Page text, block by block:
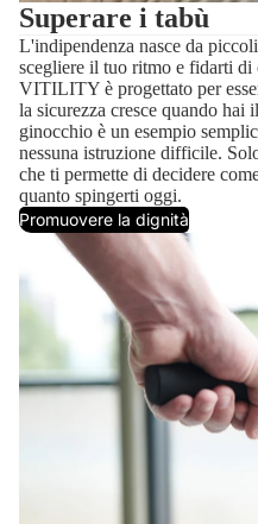
Superare i tabù
L'indipendenza nasce da
scegliere il tuo ritmo e fidarti
VITILITY è progettato per
la sicurezza cresce quando hai
ginocchio è un esempio
nessuna istruzione difficile.
che ti permette di decidere
quanto spingerti oggi.
Promuovere la dignità